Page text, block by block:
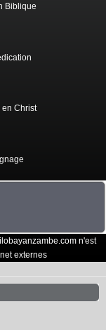
Biblique
en Christ
n'est
externes